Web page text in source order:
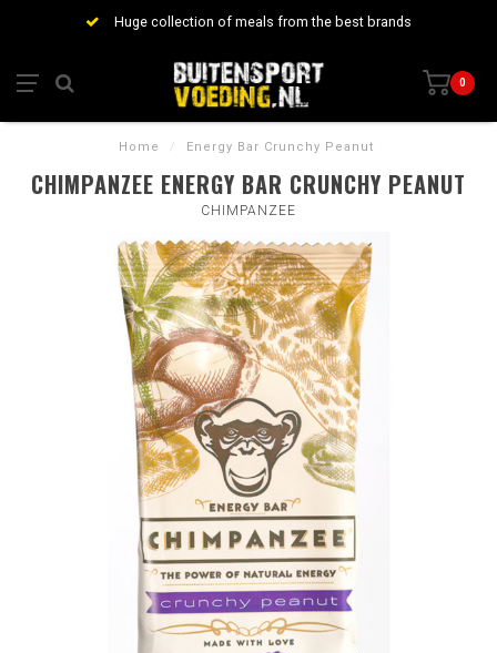
Huge collection of meals from the best brands
0
Home / Energy Bar Crunchy Peanut
CHIMPANZEE ENERGY BAR CRUNCHY PEANUT
CHIMPANZEE